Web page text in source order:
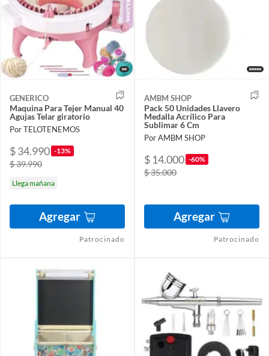
GENERICO
Maquina Para Tejer Manual 40
Agujas Telar giratorio
Por TELOTENEMOS
$ 34.990 -13%
$ 39.990
Llega mañana
Agregar
Patrocinado
AMBM SHOP
Pack 50 Unidades Llavero
Medalla Acrílico Para
Sublimar 6 Cm
Por AMBM SHOP
$ 14.000 -60%
$ 35.000
Agregar
Patrocinado